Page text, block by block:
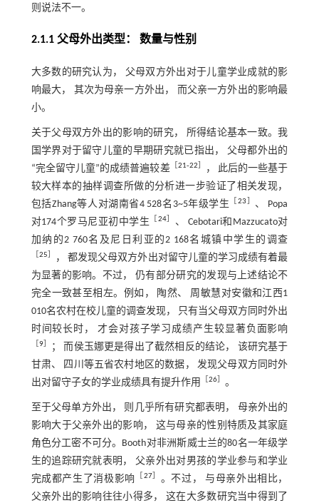
则说法不一。
2.1.1 父母外出类型： 数量与性别
大多数的研究认为， 父母双方外出对于儿童学业成就的影
响最大， 其次为母亲一方外出， 而父亲一方外出的影响最
小。
关于父母双方外出的影响的研究， 所得结论基本一致。我
国学界对于留守儿童的早期研究就已指出， 父母都外出的
“完全留守儿童”的成绩普遍较差
21‐22
， 此后的一些基于
较大样本的抽样调查所做的分析进一步验证了相关发现，
包括Zhang等人对湖南省4 528名3~5年级学生
［23
、 Popa
对174个罗马尼亚初中学生
24］
、 Cebotari和Mazzucato对
加纳的2 760名及尼日利亚的2 168名城镇中学生的调查
25
， 都发现父母双方外出对留守儿童的学习成绩有着最
为显著的影响。不过， 仍有部分研究的发现与上述结论不
完全一致甚至相左。例如， 陶然、 周敏慧对安徽和江西1
010名农村在校儿童的调查发现， 只有当父母双方同时外出
时间较长时， 才会对孩子学习成绩产生较显著负面影响
9］
； 而侯玉娜更是得出了截然相反的结论， 该研究基于
甘肃、 四川等五省农村地区的数据， 发现父母双方同时外
出对留守子女的学业成绩具有提升作用
26］ 。
至于父母单方外出， 则几乎所有研究都表明， 母亲外出的
影响大于父亲外出的影响， 这与母亲的性别特质及其家庭
角色分工密不可分。Booth对非洲斯威士兰的80名一年级学
生的追踪研究就表明， 父亲外出对男孩的学业参与和学业
完成都产生了消极影响
27］ 。不过， 与母亲外出相比，
父亲外出的影响往往小得多， 这在大多数研究当中得到了